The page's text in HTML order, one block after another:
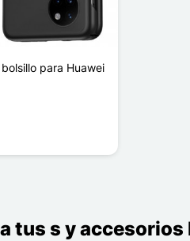
para Huawei
tus s y